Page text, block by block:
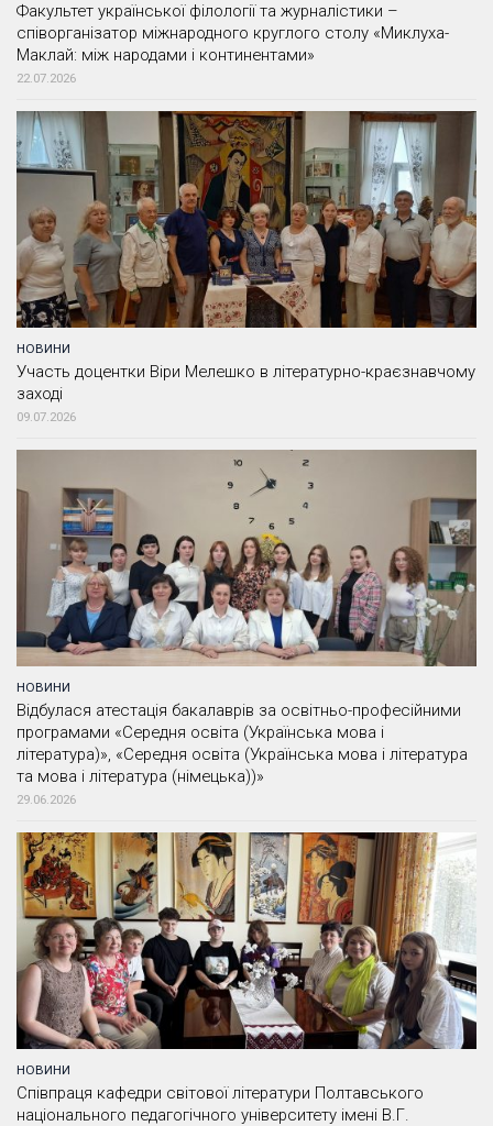
Факультет української філології та журналістики –
співорганізатор міжнародного круглого столу «Миклуха-
Маклай: між народами і континентами»
22.07.2026
НОВИНИ
Участь доцентки Віри Мелешко в літературно-краєзнавчому
заході
09.07.2026
НОВИНИ
Відбулася атестація бакалаврів за освітньо-професійними
програмами «Середня освіта (Українська мова і
література)», «Середня освіта (Українська мова і література
та мова і література (німецька))»
29.06.2026
НОВИНИ
Співпраця кафедри світової літератури Полтавського
національного педагогічного університету імені В.Г.